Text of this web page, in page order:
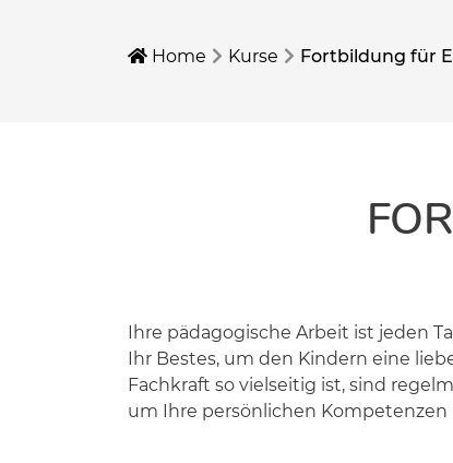
Home Kurse Fortbildung für
Ihre pädagogische Arbeit ist jeden
Ihr Bestes, um den Kindern eine
Fachkraft so vielseitig ist, sind
um Ihre persönlichen